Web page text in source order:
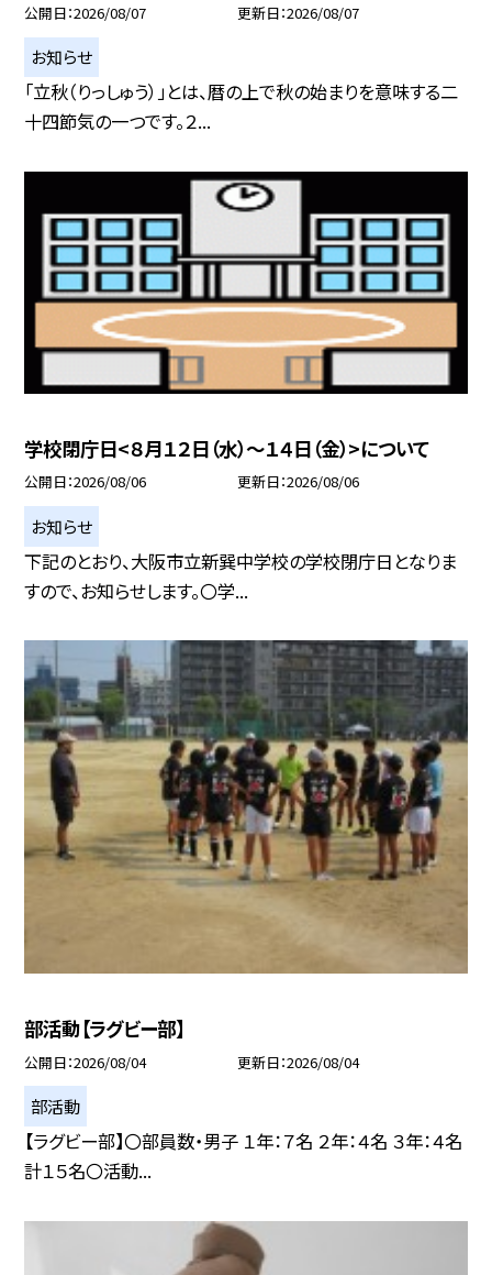
公開日 2026/08/07 更新日 2026/08/07
お知らせ
「立秋（りっしゅう）」とは、暦の上で秋の始まりを意味する二
十四節気の一つです。２...
学校閉庁日<８月１２日（水）～１４日（金）>について
公開日 2026/08/06 更新日 2026/08/06
お知らせ
下記のとおり、大阪市立新巽中学校の学校閉庁日となりま
すので、お知らせします。〇学...
部活動【ラグビー部】
公開日 2026/08/04 更新日 2026/08/04
部活動
【ラグビー部】〇部員数・男子 １年：７名 ２年：４名 ３年：４名
計１５名〇活動...